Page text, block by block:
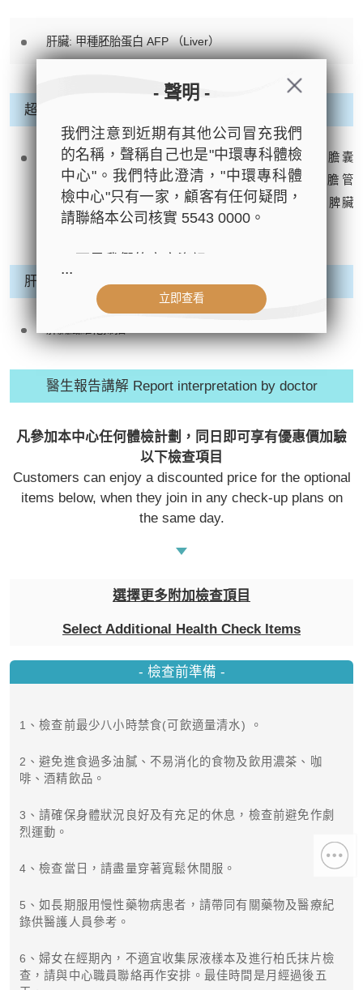
肝臟: 甲種胚胎蛋白 AFP （Liver）
超聲波 Ultrasound
腹部超聲波 Ultrasound Abdomen （肝臟 Liver、膽囊
Gallbladder、總膽管 Common Bile Duct、肝內膽管
Hepatobiliary Duct、肝門靜脈 Hepatic portal vein、脾臟
Spleen）
肝纖維化檢查 Liver Fibrosis Assessment
醫生報告講解 Report interpretation by doctor
凡參加本中心任何體檢計劃，同日即可享有優惠價加驗
以下檢查項目
Customers can enjoy a discounted price for the optional
items below, when they join in any check-up plans on
the same day.
選擇更多附加檢查頂目
Select Additional Health Check Items
- 檢查前準備 -
1、檢查前最少八小時禁食(可飲適量清水) 。
2、避免進食過多油膩、不易消化的食物及飲用濃茶、咖
啡、酒精飲品。
3、請確保身體狀況良好及有充足的休息，檢查前避免作劇
烈運動。
4、檢查當日，請盡量穿著寬鬆休閒服。
5、如長期服用慢性藥物病患者，請帶同有關藥物及醫療紀
錄供醫護人員參考。
6、婦女在經期內，不適宜收集尿液樣本及進行柏氏抹片檢
查，請與中心職員聯絡再作安排。最佳時間是月經過後五
- 聲明 -
我們注意到近期有其他公司冒充我們
的名稱，聲稱自己也是"中環專科體檢
中心"。我們特此澄清，"中環專科體
檢中心"只有一家，顧客有任何疑問，
請聯絡本公司核實 5543 0000。
- 公司名稱：中環專科體檢中心（The
Central Health Center）
心42樓4203室（中環港鐵站出口
- 服務熱線：(852) 3180 9809
- WhatsApp：(852) 5543 0000
- 電子郵箱：cs@tchc.hk
「中環專科體檢中心」致力為關注健
康人士提供尊尚而優質的體檢服務，
一站式進行全方位檢查。
如果您有任何疑問或需要進一步了
祝您健康愉快！
...
立即查看